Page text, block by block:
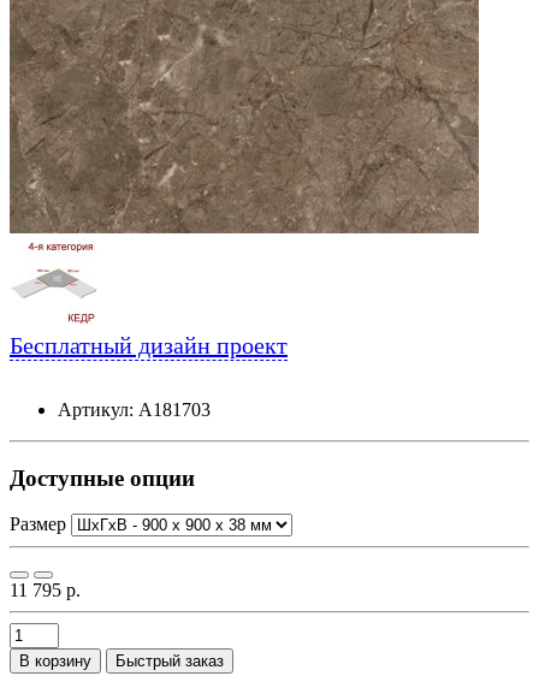
Бесплатный дизайн проект
Артикул: А181703
Доступные опции
Размер
11 795 р.
В корзину Быстрый заказ